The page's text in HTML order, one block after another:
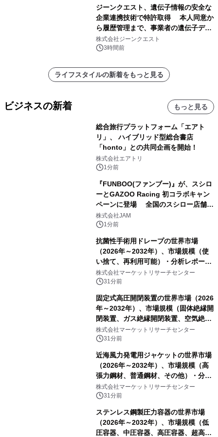
ジーンクエスト、遺伝子情報の安全な
企業連携技術で特許取得 本人同意か
ら履歴管理まで、事業者の遺伝子デー
タ活用を支援
株式会社ジーンクエスト
3時間前
ライフスタイルの新着をもっと見る
ビジネスの新着 もっと見る
総合旅行プラットフォーム「エアト
リ」、 ハイブリッド型総合書店
「honto」との共同企画を開始！
株式会社エアトリ
1分前
『FUNBOO(ファンブー)』が、スシロ
ーとGAZOO Racing 初コラボキャン
ペーンに登場 全国のスシロー店舗で
GR 4車種の FUNBOO(ミニカー)付き
メニューが展開されます
株式会社JAM
1分前
抗菌性手術用ドレープの世界市場
（2026年～2032年）、市場規模（使
い捨て、再利用可能）・分析レポート
を発表
株式会社マーケットリサーチセンター
31分前
固定式高圧開閉装置の世界市場（2026
年～2032年）、市場規模（固体絶縁開
閉装置、ガス絶縁開閉装置、空気絶縁
開閉装置）・分析レポートを発表
株式会社マーケットリサーチセンター
31分前
近海風力発電用ジャケットの世界市場
（2026年～2032年）、市場規模（高
張力鋼材、普通鋼材、その他）・分析
レポートを発表
株式会社マーケットリサーチセンター
31分前
ステンレス鋼製圧力容器の世界市場
（2026年～2032年）、市場規模（低
圧容器、中圧容器、高圧容器、超高圧